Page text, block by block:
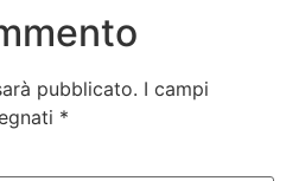
pubblicato. I campi
*